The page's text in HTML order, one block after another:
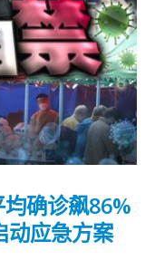
确诊飙86%
动应急方案